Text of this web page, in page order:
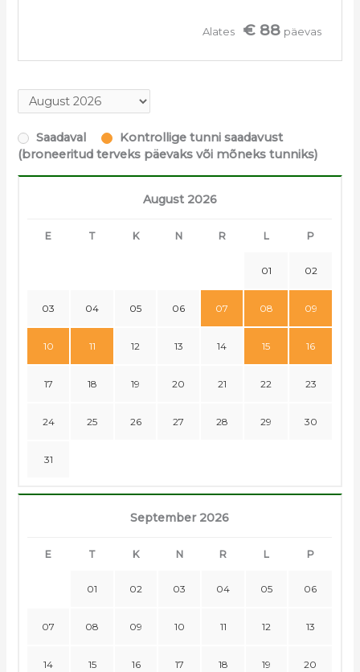
Alates € 88 päevas
Saadaval
Kontrollige tunni saadavust
(broneeritud terveks päevaks või mõneks tunniks)
August 2026
E T K N R L P
01 02
03 04 05 06 07 08 09
10 11 12 13 14 15 16
17 18 19 20 21 22 23
24 25 26 27 28 29 30
31
September 2026
E T K N R L P
01 02 03 04 05 06
07 08 09 10 11 12 13
14 15 16 17 18 19 20